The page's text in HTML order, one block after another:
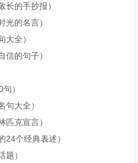
长的手抄报）
光的名言）
大全）
信的句子）
）
句大全）
匹克宣言）
24个经典表述）
题）